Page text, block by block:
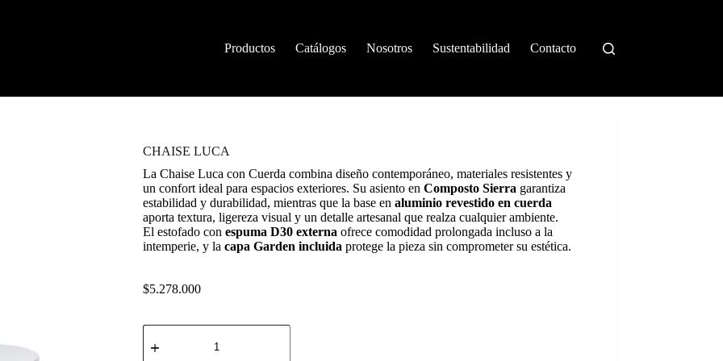
Productos
Catálogos Nosotros Sustentabilidad Contacto
CHAISE LUCA
La Chaise Luca con Cuerda combina diseño contemporáneo, materiales resistentes y
un confort ideal para espacios exteriores. Su asiento en Composto Sierra garantiza
estabilidad y durabilidad, mientras que la base en aluminio revestido en cuerda
aporta textura, ligereza visual y un detalle artesanal que realza cualquier ambiente.
El estofado con espuma D30 externa ofrece comodidad prolongada incluso a la
intemperie, y la capa Garden incluida protege la pieza sin comprometer su estética.
$5.278.000
CHAISE
LUCA